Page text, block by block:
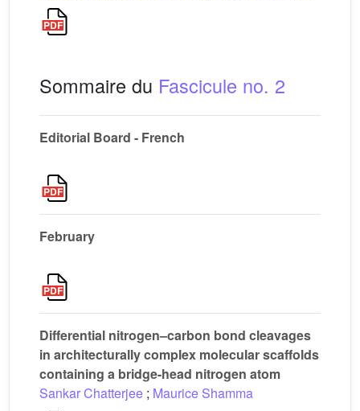
Sommaire du Fascicule no. 2
Editorial Board - French
February
Differential nitrogen–carbon bond cleavages
in architecturally complex molecular scaffolds
containing a bridge-head nitrogen atom
Sankar Chatterjee ; Maurice Shamma